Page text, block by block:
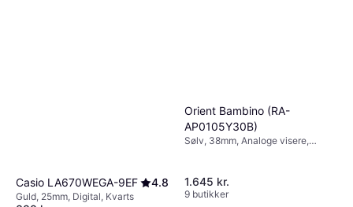
Casio LA670WEGA-9EF 4.8
Guld, 25mm, Digital, Kvarts
Orient Bambino (RA-
AP0105Y30B)
Sølv, 38mm, Analoge visere,
1.645 kr.
9 butikker